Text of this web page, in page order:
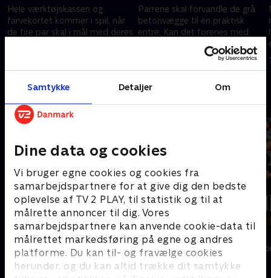
Samtykke Detaljer Om
Dine data og cookies
Vi bruger egne cookies og cookies fra
samarbejdspartnere for at give dig den bedste
oplevelse af TV 2 PLAY, til statistik og til at
målrette annoncer til dig. Vores
samarbejdspartnere kan anvende cookie-data til
målrettet markedsføring på egne og andres
platforme. Du kan til- og fravælge cookies
herunder, og du kan altid trække dit samtykke
Hele værktøjskassen og
farvekortet kommer i spil, når
de fire par skal i mål med deres
Parrene skal forvandle de grå
betonvægge til en praktisk
entré. Kan det forenes med
hus indretter Frederikke og
31. august 2022 • 40 min
Andre så også
Sommerdrømme
Reality • 6 sæsoner
Forræder
Reality • 4